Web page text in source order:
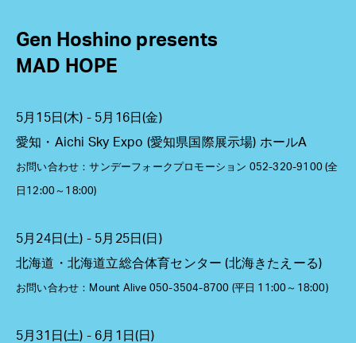
Gen Hoshino presents
MAD HOPE
5月15日(木) - 5月16日(金)
愛知・Aichi Sky Expo (愛知県国際展示場) ホールA
お問い合わせ：サンデーフォークプロモーション 052-320-9100 (全
日12:00～18:00)
5月24日(土) - 5月25日(日)
北海道・北海道立総合体育センター (北海きたえーる)
お問い合わせ：Mount Alive 050-3504-8700 (平日 11:00～18:00)
5月31日(土) - 6月1日(日)